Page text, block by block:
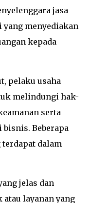
jasa
menyediakan
kepada
pelaku usaha
melindungi hak-
serta
Beberapa
dalam
jelas dan
layanan yang